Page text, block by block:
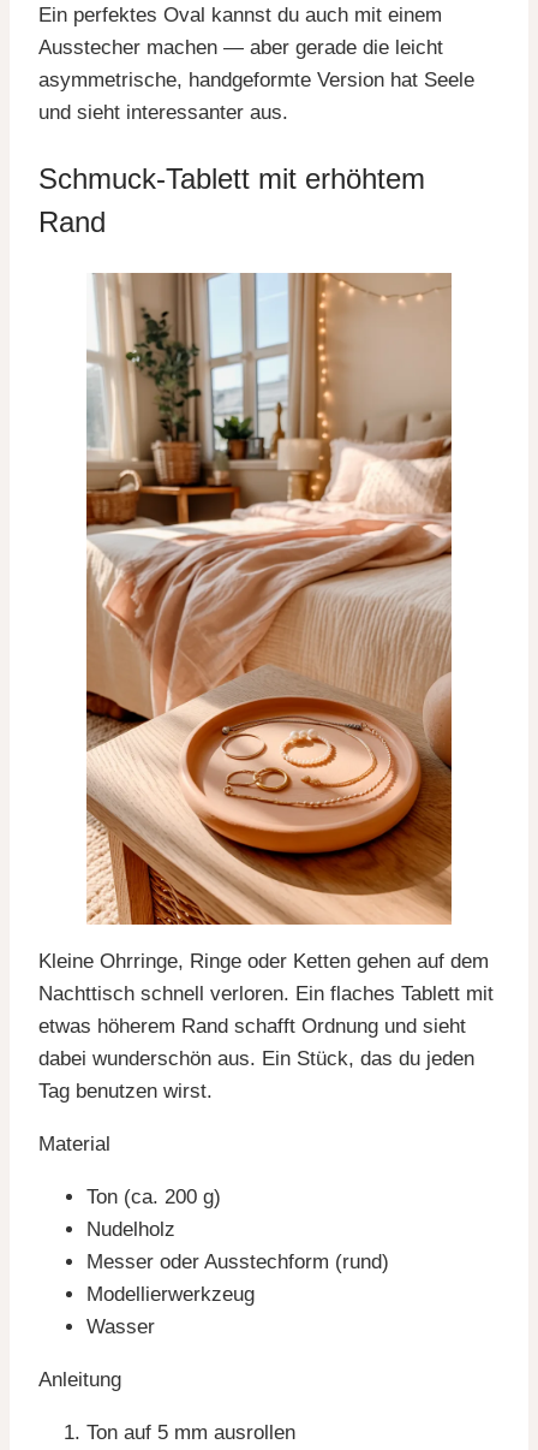
Ein perfektes Oval kannst du auch mit einem
Ausstecher machen — aber gerade die leicht
asymmetrische, handgeformte Version hat Seele
und sieht interessanter aus.
Schmuck-Tablett mit erhöhtem
Rand
Kleine Ohrringe, Ringe oder Ketten gehen auf dem
Nachttisch schnell verloren. Ein flaches Tablett mit
etwas höherem Rand schafft Ordnung und sieht
dabei wunderschön aus. Ein Stück, das du jeden
Tag benutzen wirst.
Material
Ton (ca. 200 g)
Nudelholz
Messer oder Ausstechform (rund)
Modellierwerkzeug
Wasser
Anleitung
Ton auf 5 mm ausrollen